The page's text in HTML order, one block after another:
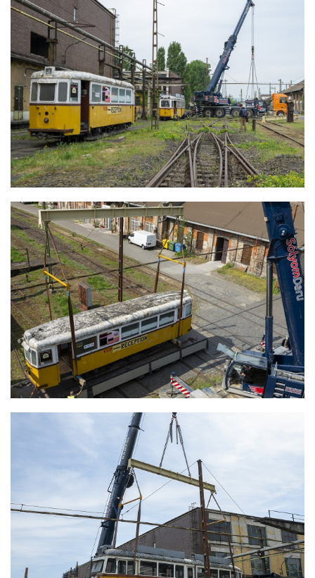
ZUGLIGETI VILLAMOSOK ELSZÁLLÍTÁSA
RESTAURÁLÁSRA
ZUGLIGETI VILLAMOSOK ELSZÁLLÍTÁSA
RESTAURÁLÁSRA
ZUGLIGETI VILLAMOSOK ELSZÁLLÍTÁSA
RESTAURÁLÁSRA